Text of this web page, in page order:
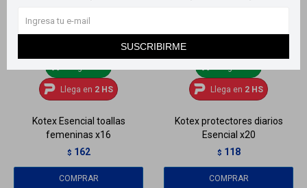
SUSCRIBIRME
Llega en 2 HS
Kotex Esencial toallas
femeninas x16
$ 162
Llega en 2 HS
Kotex protectores diarios
Esencial x20
$ 118